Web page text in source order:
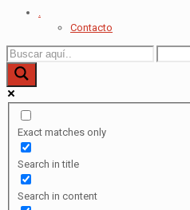
.
Contacto
Exact matches only
Search in title
Search in content